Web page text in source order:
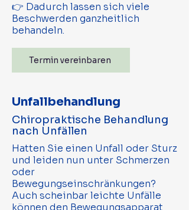
👉 Dadurch lassen sich viele
Beschwerden ganzheitlich
behandeln.
Termin vereinbaren
Unfallbehandlung
Chiropraktische Behandlung
nach Unfällen
Hatten Sie einen Unfall oder Sturz
und leiden nun unter Schmerzen
oder
Bewegungseinschränkungen?
Auch scheinbar leichte Unfälle
können den Bewegungsapparat